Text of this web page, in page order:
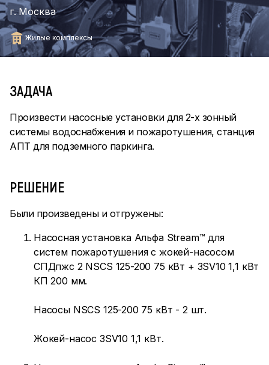
г. Москва
Жилые комплексы
ЗАДАЧА
Произвести насосные установки для 2-х зонный
системы водоснабжения и пожаротушения, станция
АПТ для подземного паркинга.
РЕШЕНИЕ
Были произведены и отгружены:
Насосная установка Альфа Stream™ для
систем пожаротушения с жокей-насосом
СПДпжс 2 NSCS 125-200 75 кВт + 3SV10 1,1 кВт
КП 200 мм.
Насосы NSCS 125-200 75 кВт - 2 шт.
Жокей-насос 3SV10 1,1 кВт.